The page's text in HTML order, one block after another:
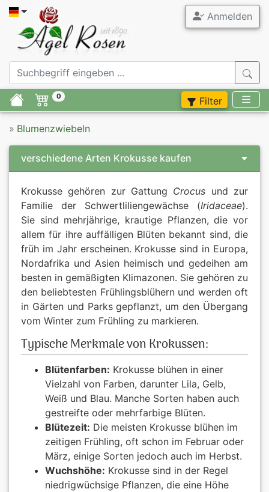
Anmelden
0 Filter
» Blumenzwiebeln
verschiedene Arten Krokusse kaufen
Krokusse gehören zur Gattung Crocus und zur
Familie der Schwertliliengewächse (Iridaceae).
Sie sind mehrjährige, krautige Pflanzen, die vor
allem für ihre auffälligen Blüten bekannt sind, die
früh im Jahr erscheinen. Krokusse sind in Europa,
Nordafrika und Asien heimisch und gedeihen am
besten in gemäßigten Klimazonen. Sie gehören zu
den beliebtesten Frühlingsblühern und werden oft
in Gärten und Parks gepflanzt, um den Übergang
vom Winter zum Frühling zu markieren.
Typische Merkmale von Krokussen:
Blütenfarben: Krokusse blühen in einer
Vielzahl von Farben, darunter Lila, Gelb,
Weiß und Blau. Manche Sorten haben auch
gestreifte oder mehrfarbige Blüten.
Blütezeit: Die meisten Krokusse blühen im
zeitigen Frühling, oft schon im Februar oder
März, einige Sorten jedoch auch im Herbst.
Wuchshöhe: Krokusse sind in der Regel
niedrigwüchsige Pflanzen, die eine Höhe
Flieder
Stauden
Päonien
AGB
Impressum
Links